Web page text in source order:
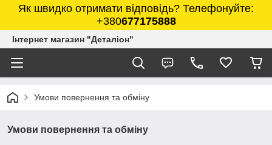
Як швидко отримати відповідь? Телефонуйте:
+380677175888
Інтернет магазин "Деталіон"
Умови повернення та обміну
Умови повернення та обміну